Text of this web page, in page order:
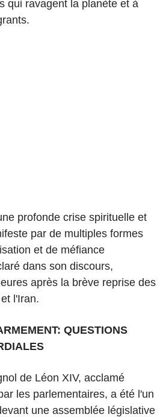
qui ravagent la planète et à
profonde crise spirituelle et
par de multiples formes
et de méfiance
dans son discours,
après la brève reprise des
l'Iran.
QUESTIONS
de Léon XIV, acclamé
les parlementaires, a été l'un
une assemblée législative